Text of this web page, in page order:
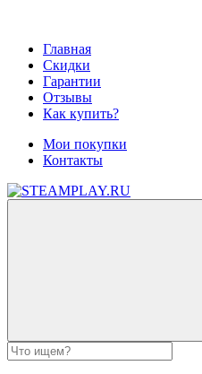
Главная
Скидки
Гарантии
Отзывы
Как купить?
Мои покупки
Контакты